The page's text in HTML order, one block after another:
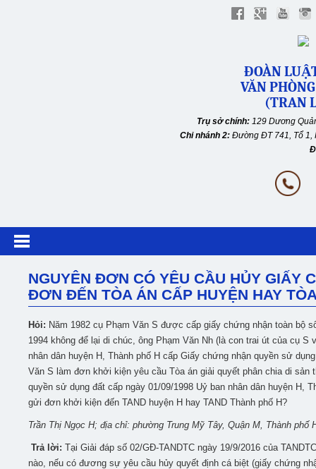
ĐOÀN
VĂN
(TRAN
Trụ sở chính: 129 Dương
Chi nhánh 2: Đường ĐT 741, Tổ 1,
NGUYÊN ĐƠN CÓ YÊU CẦU HỦY GIẤY
ĐƠN ĐẾN TÒA ÁN CẤP HUYỆN HAY
Hỏi: Năm 1982 cụ Phạm Văn S được cấp giấy chứng nhận toàn bộ
1994 không để lại di chúc, ông Phạm Văn Nh (là con trai út của cụ
nhân dân huyện H, Thành phố H cấp Giấy chứng nhận quyền sử
Văn S làm đơn khởi kiện yêu cầu Tòa án giải quyết phân chia di sản
quyền sử dụng đất cấp ngày 01/09/1998 Uỷ ban nhân dân huyện H,
gửi đơn khởi kiện đến TAND huyện H hay TAND Thành phố H?
Trần Thị Ngọc H; địa chỉ: phường Trung Mỹ Tây, Quận M, Thành phố
Trả lời: Tại Giải đáp số 02/GĐ-TANDTC ngày 19/9/2016 của
nào, nếu có đương sự yêu cầu hủy quyết định cá biệt (giấy chứng